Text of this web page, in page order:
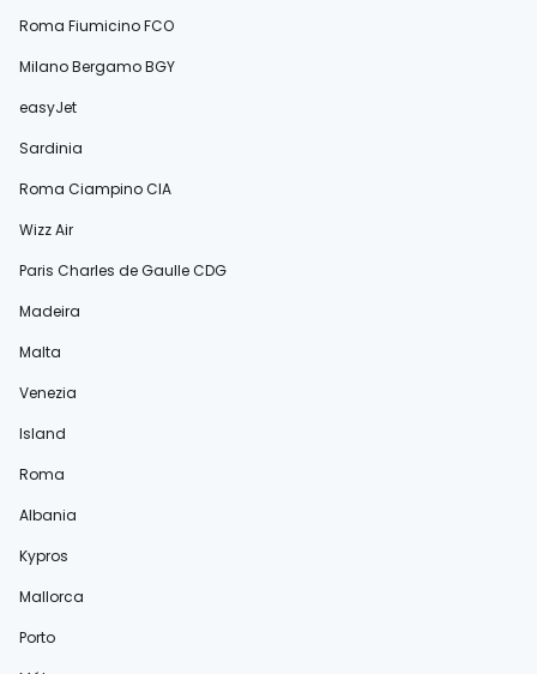
Roma Fiumicino FCO
Milano Bergamo BGY
easyJet
Sardinia
Roma Ciampino CIA
Wizz Air
Paris Charles de Gaulle CDG
Madeira
Malta
Venezia
Island
Roma
Albania
Kypros
Mallorca
Porto